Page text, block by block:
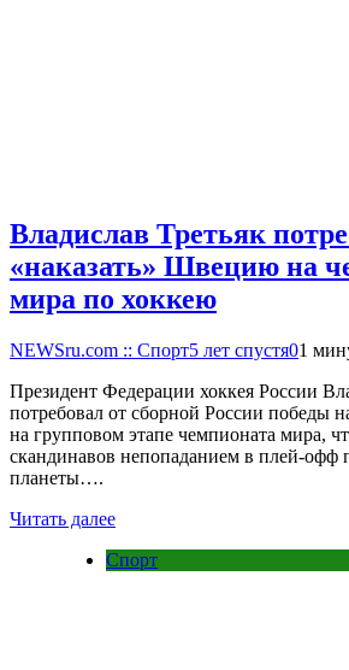
Владислав Третьяк
«наказать» Швецию на
мира по хоккею
NEWSru.com :: Спорт5 лет спустя01
Президент Федерации хоккея России
потребовал от сборной России победы
на групповом этапе чемпионата мира,
скандинавов непопаданием в плей-офф
планеты….
Читать далее
Спорт